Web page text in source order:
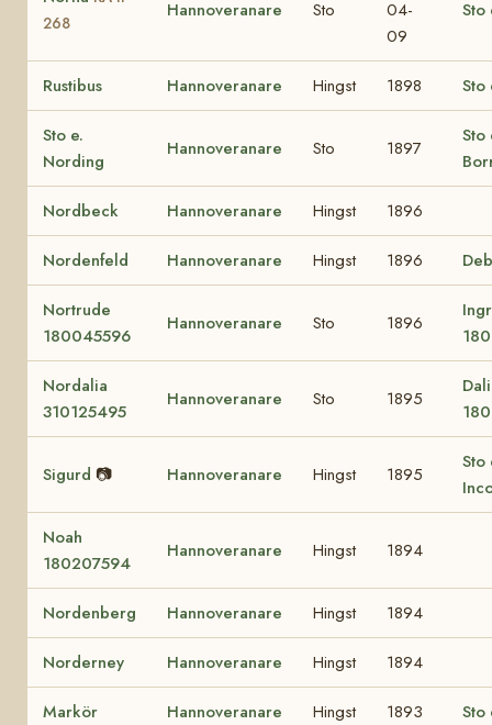
268
Hannoveranare Sto
04-
09
Sto
Rustibus Hannoveranare Hingst 1898 Sto
Sto e.
Nording
Hannoveranare Sto 1897
Sto
Nordbeck Hannoveranare Hingst 1896
Nordenfeld Hannoveranare Hingst 1896
Nortrude
180045596
Hannoveranare Sto 1896
Nordalia
310125495
Hannoveranare Sto 1895
Sigurd 📷 Hannoveranare Hingst 1895
Sto
Noah
180207594
Hannoveranare Hingst 1894
Nordenberg Hannoveranare Hingst 1894
Norderney Hannoveranare Hingst 1894
Markör Hannoveranare Hingst 1893 Sto